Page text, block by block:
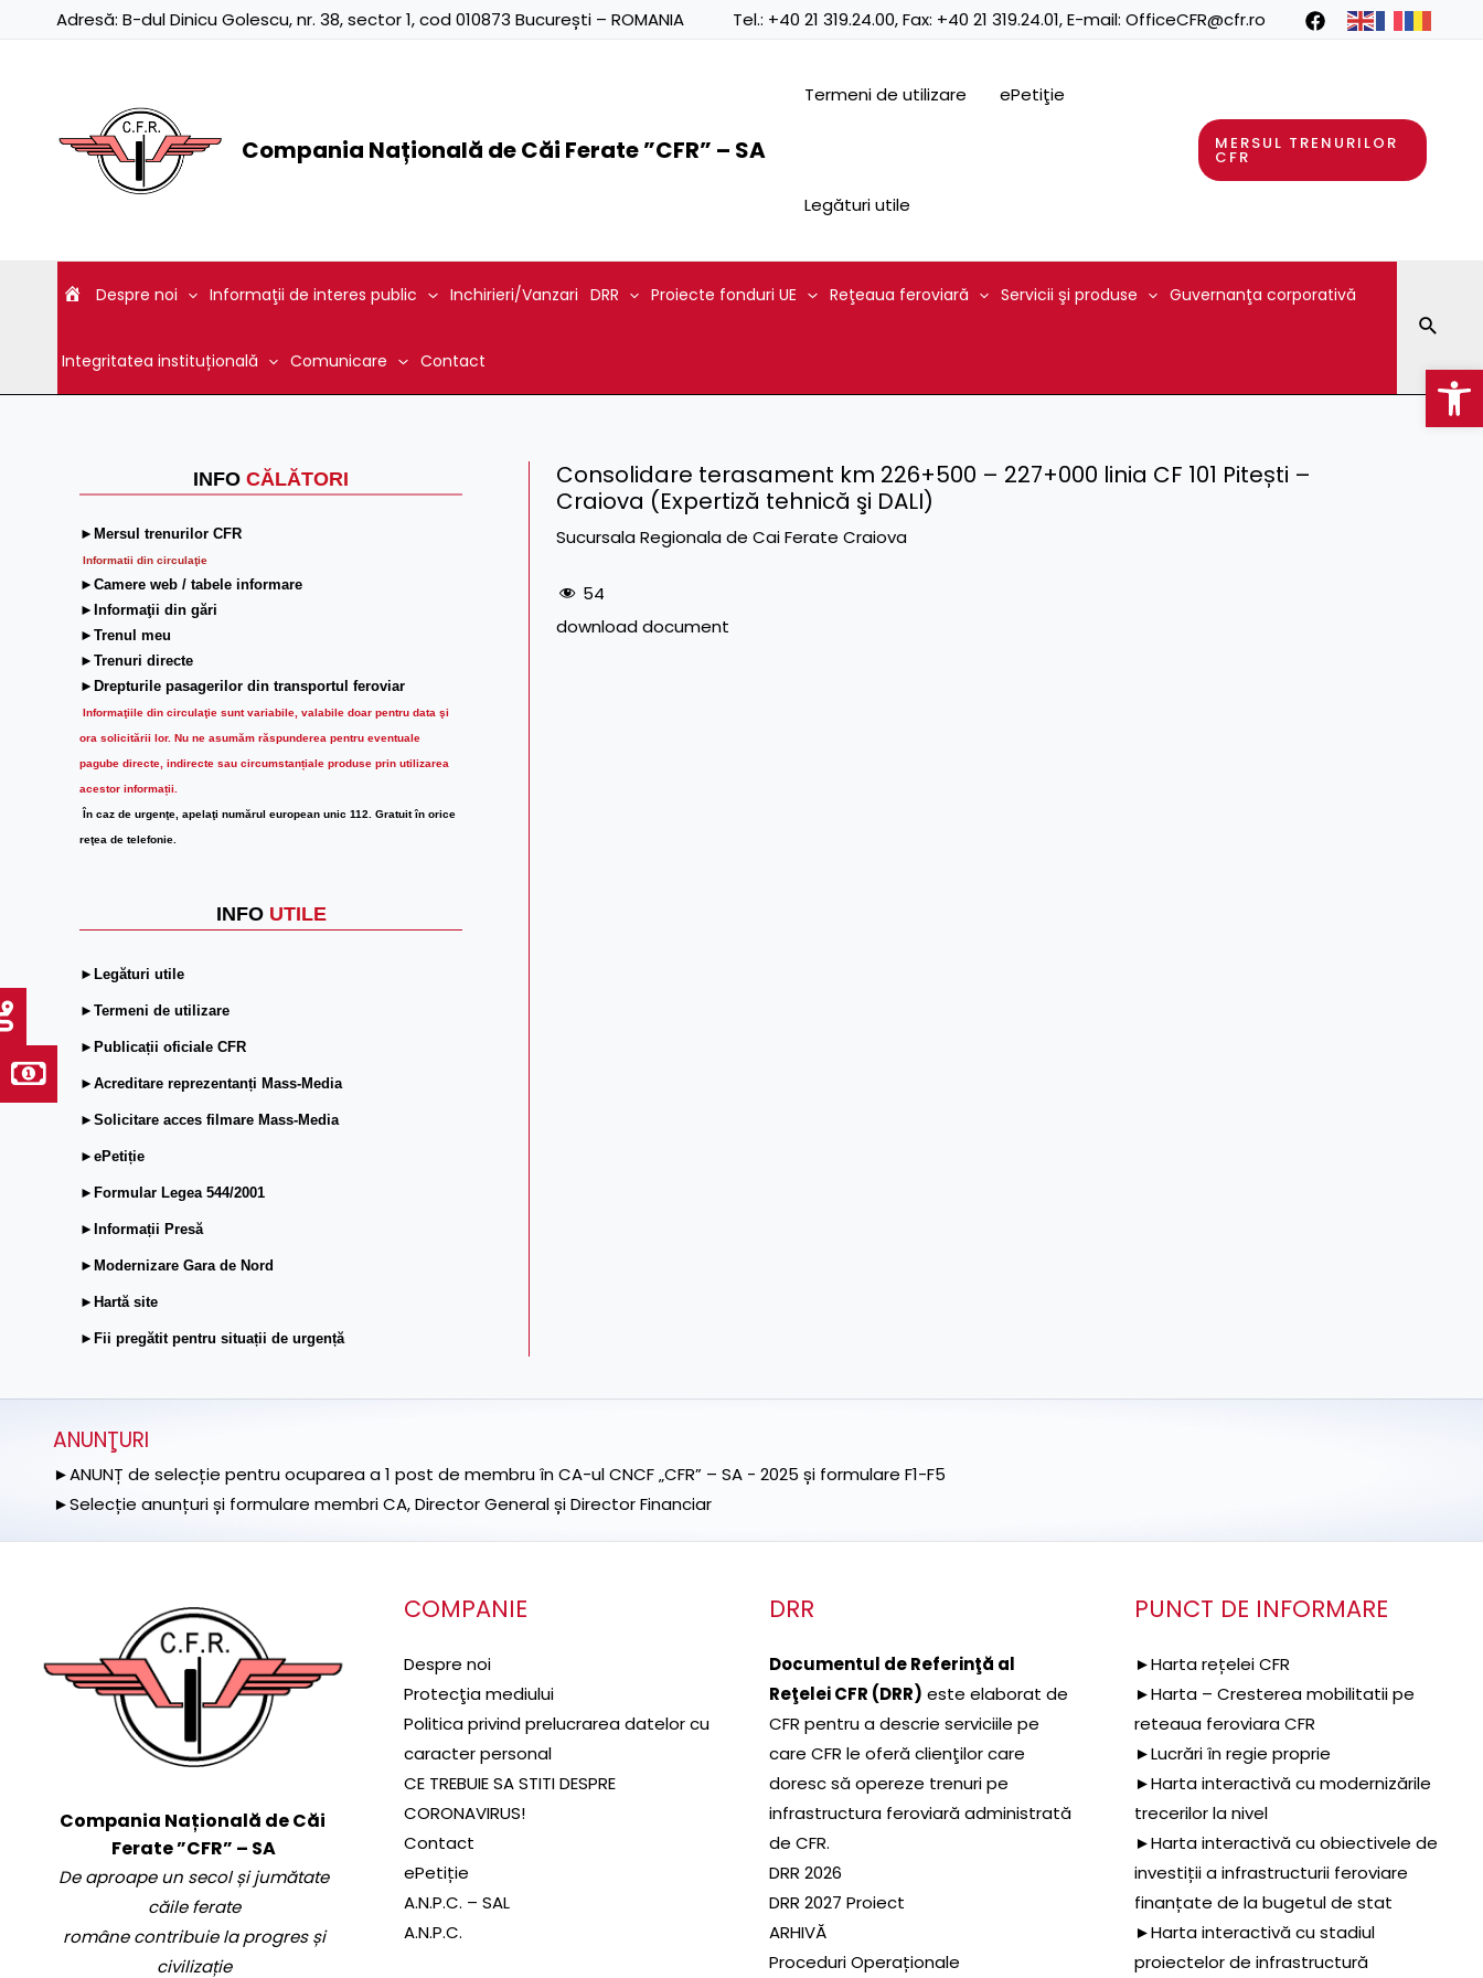
Adresă: B-dul Dinicu Golescu, nr. 38, sector 1, cod 010873 București – ROMANIA Tel.: +40 21 319.24.00, Fax: +40 21 319.24.01, E-mail: OfficeCFR@cfr.ro
Compania Națională de Căi Ferate ”CFR” – SA
Termeni de utilizare ePetiţie
Legături utile
MERSUL TRENURILOR
CFR
Despre noi Informaţii de interes public Inchirieri/Vanzari DRR Proiecte fonduri UE Reţeaua feroviară Servicii şi produse Guvernanţa corporativă
Integritatea instituțională Comunicare Contact
INFO CĂLĂTORI
►Mersul trenurilor CFR
Informatii din circulaţie
►Camere web / tabele informare
►Informaţii din gări
►Trenul meu
►Trenuri directe
►Drepturile pasagerilor din transportul feroviar
Informaţiile din circulaţie sunt variabile, valabile doar pentru data şi
ora solicitării lor. Nu ne asumăm răspunderea pentru eventuale
pagube directe, indirecte sau circumstanțiale produse prin utilizarea
acestor informații.
În caz de urgenţe, apelaţi numărul european unic 112. Gratuit în orice
reţea de telefonie.
INFO UTILE
►Legături utile
►Termeni de utilizare
►Publicații oficiale CFR
►Acreditare reprezentanți Mass-Media
►Solicitare acces filmare Mass-Media
►ePetiție
►Formular Legea 544/2001
►Informații Presă
►Modernizare Gara de Nord
►Hartă site
►Fii pregătit pentru situații de urgență
Consolidare terasament km 226+500 – 227+000 linia CF 101 Pitești –
Craiova (Expertiză tehnică şi DALI)
Sucursala Regionala de Cai Ferate Craiova
54
download document
ANUNŢURI
►ANUNȚ de selecție pentru ocuparea a 1 post de membru în CA-ul CNCF „CFR” – SA - 2025 și formulare F1-F5
►Selecție anunțuri și formulare membri CA, Director General și Director Financiar
Compania Națională de Căi
Ferate ”CFR” – SA
De aproape un secol și jumătate
căile ferate
române contribuie la progres și
civilizație
COMPANIE
Despre noi
Protecţia mediului
Politica privind prelucrarea datelor cu
caracter personal
CE TREBUIE SA STITI DESPRE
CORONAVIRUS!
Contact
ePetiție
A.N.P.C. – SAL
A.N.P.C.
DRR
Documentul de Referinţă al
Reţelei CFR (DRR) este elaborat de
CFR pentru a descrie serviciile pe
care CFR le oferă clienţilor care
doresc să opereze trenuri pe
infrastructura feroviară administrată
de CFR.
DRR 2026
DRR 2027 Proiect
ARHIVĂ
Proceduri Operaționale
PUNCT DE INFORMARE
►Harta rețelei CFR
►Harta – Cresterea mobilitatii pe
reteaua feroviara CFR
►Lucrări în regie proprie
►Harta interactivă cu modernizările
trecerilor la nivel
►Harta interactivă cu obiectivele de
investiții a infrastructurii feroviare
finanțate de la bugetul de stat
►Harta interactivă cu stadiul
proiectelor de infrastructură